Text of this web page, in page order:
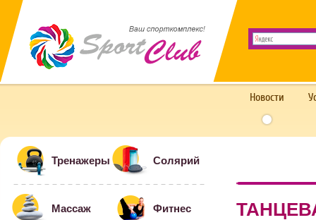
Новости
Тренажеры Солярий
Массаж Фитнес